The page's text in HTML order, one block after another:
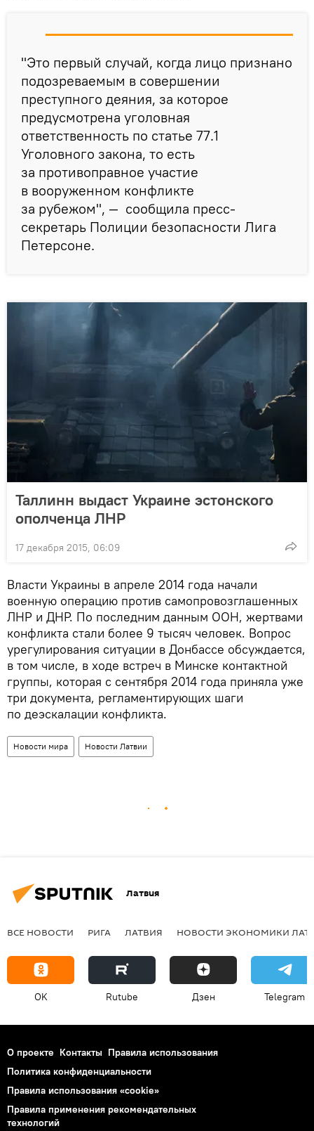
"Это первый случай, когда лицо признано
подозреваемым в совершении
преступного деяния, за которое
предусмотрена уголовная
ответственность по статье 77.1
Уголовного закона, то есть
за противоправное участие
в вооруженном конфликте
за рубежом", — сообщила пресс-
секретарь Полиции безопасности Лига
Петерсоне.
Таллинн выдаст Украине эстонского
ополченца ЛНР
17 декабря 2015, 06:09
Власти Украины в апреле 2014 года начали
военную операцию против самопровозглашенных
ЛНР и ДНР. По последним данным ООН, жертвами
конфликта стали более 9 тысяч человек. Вопрос
урегулирования ситуации в Донбассе обсуждается,
в том числе, в ходе встреч в Минске контактной
группы, которая с сентября 2014 года приняла уже
три документа, регламентирующих шаги
по деэскалации конфликта.
Новости мира Новости Латвии
Латвия
ВСЕ НОВОСТИ РИГА ЛАТВИЯ НОВОСТИ ЭКОНОМИКИ
OK Rutube Дзен Telegram
О проекте Контакты Правила использования
Политика конфиденциальности
Правила использования «cookie»
Правила применения рекомендательных
технологий